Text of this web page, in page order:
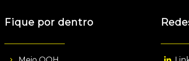
Fique por dentro